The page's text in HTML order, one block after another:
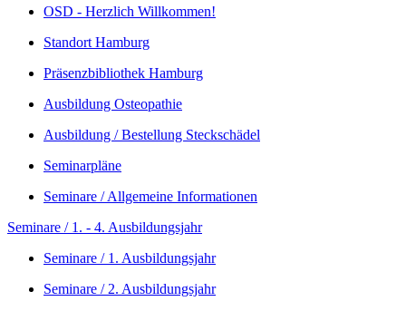
OSD - Herzlich Willkommen!
Standort Hamburg
Präsenzbibliothek Hamburg
Ausbildung Osteopathie
Ausbildung / Bestellung Steckschädel
Seminarpläne
Seminare / Allgemeine Informationen
Seminare / 1. - 4. Ausbildungsjahr
Seminare / 1. Ausbildungsjahr
Seminare / 2. Ausbildungsjahr